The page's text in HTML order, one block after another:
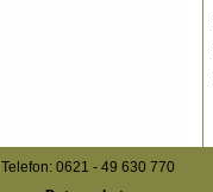
Telefon: 0621 - 49 630 770